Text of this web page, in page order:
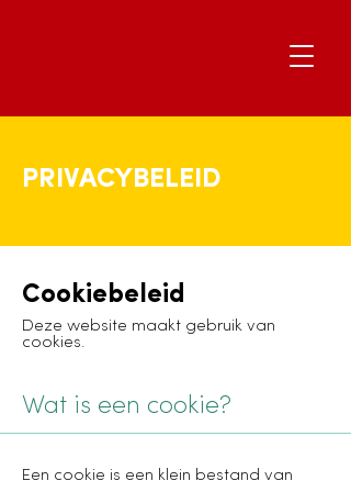
PRIVACYBELEID
Cookiebeleid
Deze website maakt gebruik van
cookies.
Wat is een cookie?
Een cookie is een klein bestand van